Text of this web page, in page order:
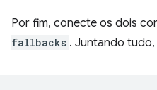
Por fim, conecte os dois
fallbacks . Juntando tudo,